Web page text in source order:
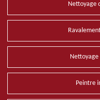
Nettoyage
Peintre